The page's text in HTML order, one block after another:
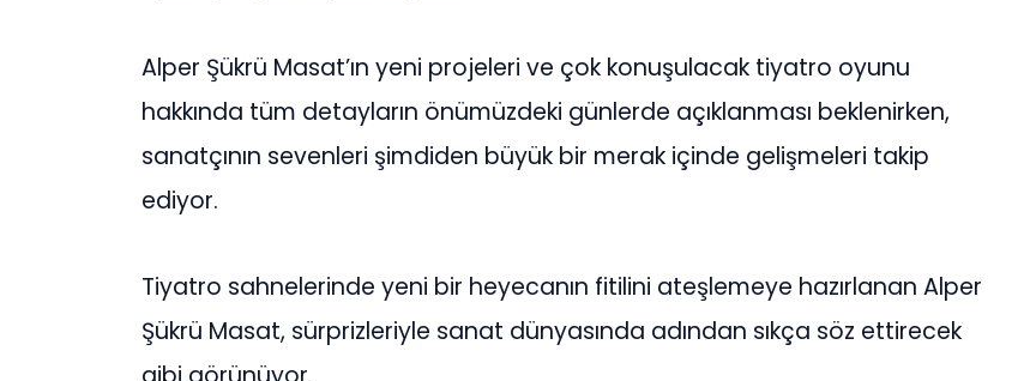
Alper Şükrü Masat’ın yeni projeleri ve çok konuşulacak tiyatro oyunu
hakkında tüm detayların önümüzdeki günlerde açıklanması beklenirken,
sanatçının sevenleri şimdiden büyük bir merak içinde gelişmeleri takip
ediyor.
Tiyatro sahnelerinde yeni bir heyecanın fitilini ateşlemeye hazırlanan Alper
Şükrü Masat, sürprizleriyle sanat dünyasında adından sıkça söz ettirecek